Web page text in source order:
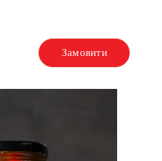
Замовити